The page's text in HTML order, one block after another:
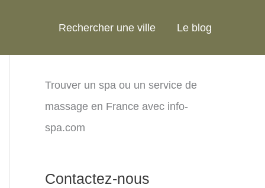
Rechercher une ville Le blog
Trouver un spa ou un service de
massage en France avec info-
spa.com
Contactez-nous